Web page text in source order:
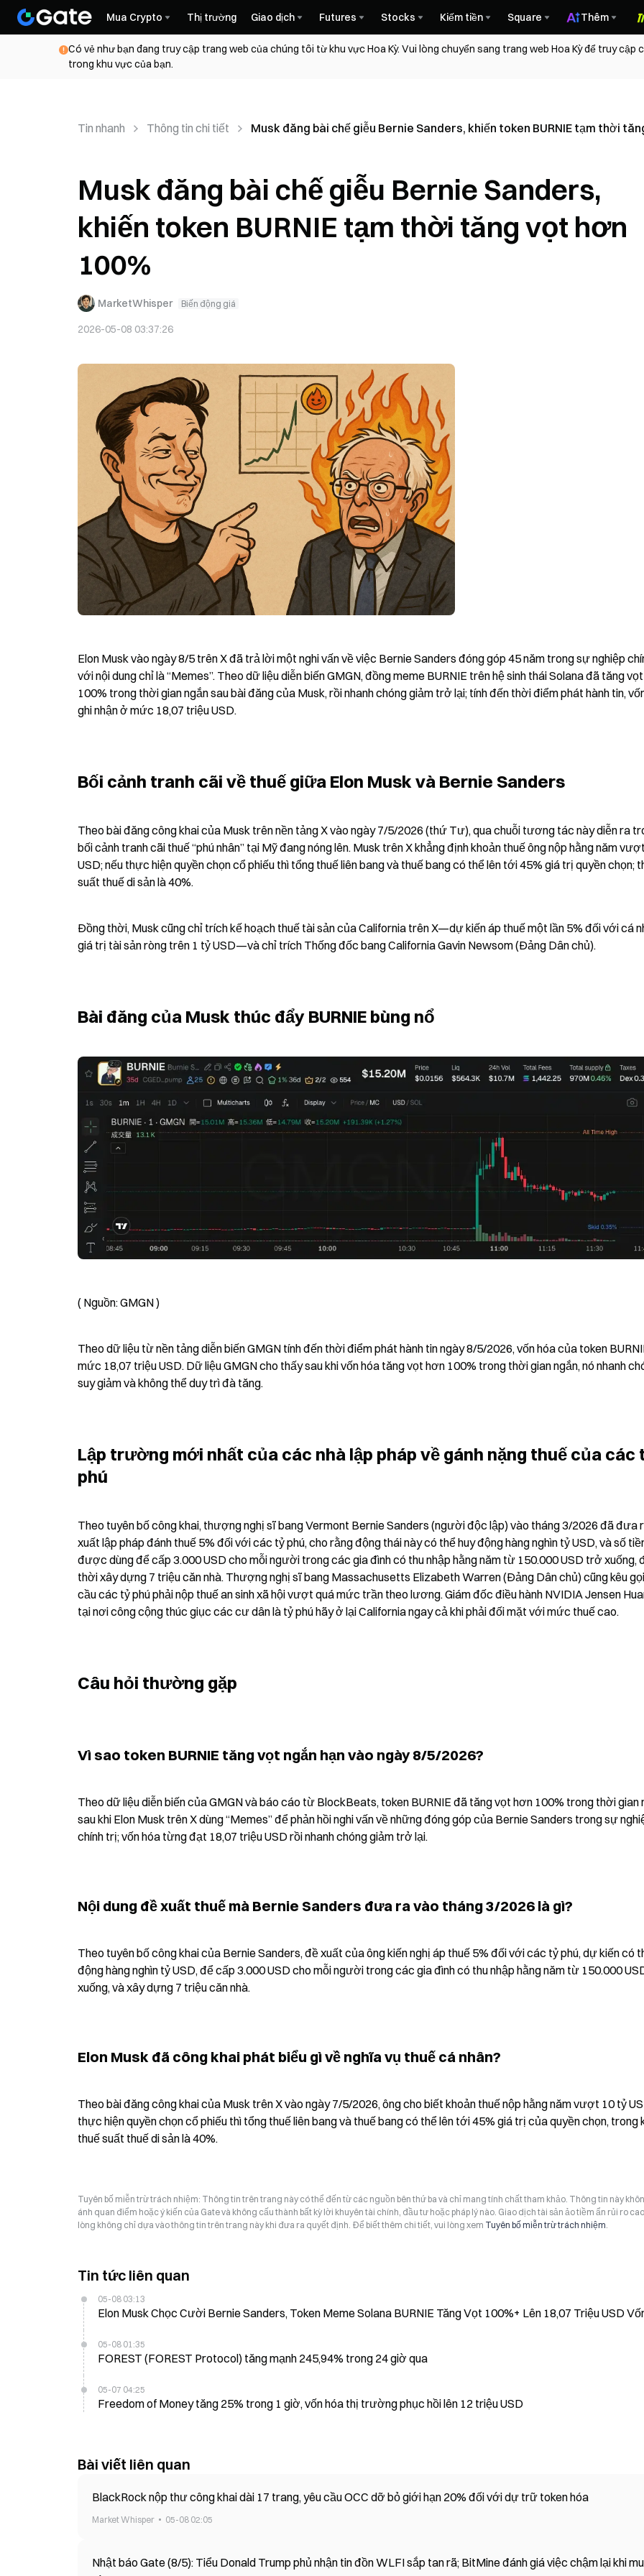
Mua Crypto Thị trường Giao dịch Futures Stocks Kiếm tiền Square Thêm
Có vẻ như bạn đang truy cập trang web của chúng tôi từ khu vực Hoa Kỳ. Vui lòng chuyển sang trang web Hoa Kỳ để truy cập
trong khu vực của bạn.
Tin nhanh Thông tin chi tiết Musk đăng bài chế giễu Bernie Sanders, khiến token BURNIE tạm thời
Musk đăng bài chế giễu Bernie Sanders,
khiến token BURNIE tạm thời tăng vọt hơn
100%
MarketWhisper Biến động giá
2026-05-08 03:37:26
Elon Musk vào ngày 8/5 trên X đã trả lời một nghi vấn về việc Bernie Sanders đóng góp 45 năm trong sự nghiệp
với nội dung chỉ là “Memes”. Theo dữ liệu diễn biến GMGN, đồng meme BURNIE trên hệ sinh thái Solana đã tăng
100% trong thời gian ngắn sau bài đăng của Musk, rồi nhanh chóng giảm trở lại; tính đến thời điểm phát hành tin,
ghi nhận ở mức 18,07 triệu USD.
Bối cảnh tranh cãi về thuế giữa Elon Musk và Bernie Sanders
Theo bài đăng công khai của Musk trên nền tảng X vào ngày 7/5/2026 (thứ Tư), qua chuỗi tương tác này diễn ra
bối cảnh tranh cãi thuế “phú nhân” tại Mỹ đang nóng lên. Musk trên X khẳng định khoản thuế ông nộp hằng năm
USD; nếu thực hiện quyền chọn cổ phiếu thì tổng thuế liên bang và thuế bang có thể lên tới 45% giá trị quyền chọn;
suất thuế di sản là 40%.
Đồng thời, Musk cũng chỉ trích kế hoạch thuế tài sản của California trên X—dự kiến áp thuế một lần 5% đối với cá
giá trị tài sản ròng trên 1 tỷ USD—và chỉ trích Thống đốc bang California Gavin Newsom (Đảng Dân chủ).
Bài đăng của Musk thúc đẩy BURNIE bùng nổ
( Nguồn: GMGN )
Theo dữ liệu từ nền tảng diễn biến GMGN tính đến thời điểm phát hành tin ngày 8/5/2026, vốn hóa của token
mức 18,07 triệu USD. Dữ liệu GMGN cho thấy sau khi vốn hóa tăng vọt hơn 100% trong thời gian ngắn, nó nhanh
suy giảm và không thể duy trì đà tăng.
Lập trường mới nhất của các nhà lập pháp về gánh nặng thuế của các
phú
Theo tuyên bố công khai, thượng nghị sĩ bang Vermont Bernie Sanders (người độc lập) vào tháng 3/2026 đã đưa
xuất lập pháp đánh thuế 5% đối với các tỷ phú, cho rằng động thái này có thể huy động hàng nghìn tỷ USD, và số
được dùng để cấp 3.000 USD cho mỗi người trong các gia đình có thu nhập hằng năm từ 150.000 USD trở xuống,
thời xây dựng 7 triệu căn nhà. Thượng nghị sĩ bang Massachusetts Elizabeth Warren (Đảng Dân chủ) cũng kêu
cầu các tỷ phú phải nộp thuế an sinh xã hội vượt quá mức trần theo lương. Giám đốc điều hành NVIDIA Jensen
tại nơi công cộng thúc giục các cư dân là tỷ phú hãy ở lại California ngay cả khi phải đối mặt với mức thuế cao.
Câu hỏi thường gặp
Vì sao token BURNIE tăng vọt ngắn hạn vào ngày 8/5/2026?
Theo dữ liệu diễn biến của GMGN và báo cáo từ BlockBeats, token BURNIE đã tăng vọt hơn 100% trong thời gian
sau khi Elon Musk trên X dùng “Memes” để phản hồi nghi vấn về những đóng góp của Bernie Sanders trong sự
chính trị; vốn hóa từng đạt 18,07 triệu USD rồi nhanh chóng giảm trở lại.
Nội dung đề xuất thuế mà Bernie Sanders đưa ra vào tháng 3/2026 là gì?
Theo tuyên bố công khai của Bernie Sanders, đề xuất của ông kiến nghị áp thuế 5% đối với các tỷ phú, dự kiến có
động hàng nghìn tỷ USD, để cấp 3.000 USD cho mỗi người trong các gia đình có thu nhập hằng năm từ 150.000
xuống, và xây dựng 7 triệu căn nhà.
Elon Musk đã công khai phát biểu gì về nghĩa vụ thuế cá nhân?
Theo bài đăng công khai của Musk trên X vào ngày 7/5/2026, ông cho biết khoản thuế nộp hằng năm vượt 10 tỷ
thực hiện quyền chọn cổ phiếu thì tổng thuế liên bang và thuế bang có thể lên tới 45% giá trị của quyền chọn, trong
thuế suất thuế di sản là 40%.
Tuyên bố miễn trừ trách nhiệm: Thông tin trên trang này có thể đến từ các nguồn bên thứ ba và chỉ mang tính chất tham khảo. Thông tin này
ánh quan điểm hoặc ý kiến của Gate và không cấu thành bất kỳ lời khuyên tài chính, đầu tư hoặc pháp lý nào. Giao dịch tài sản ảo tiềm ẩn rủi ro
lòng không chỉ dựa vào thông tin trên trang này khi đưa ra quyết định. Để biết thêm chi tiết, vui lòng xem Tuyên bố miễn trừ trách nhiệm
Tin tức liên quan
05-08 03:13
Elon Musk Chọc Cười Bernie Sanders, Token Meme Solana BURNIE Tăng Vọt 100%+ Lên 18,07 Triệu USD
05-08 01:35
FOREST (FOREST Protocol) tăng mạnh 245,94% trong 24 giờ qua
05-07 04:25
Freedom of Money tăng 25% trong 1 giờ, vốn hóa thị trường phục hồi lên 12 triệu USD
Bài viết liên quan
BlackRock nộp thư công khai dài 17 trang, yêu cầu OCC dỡ bỏ giới hạn 20% đối với dự trữ token hóa
Market Whisper 05-08 02:05
Nhật báo Gate (8/5): Tiểu Donald Trump phủ nhận tin đồn WLFI sắp tan rã; BitMine đánh giá việc chậm lại khi